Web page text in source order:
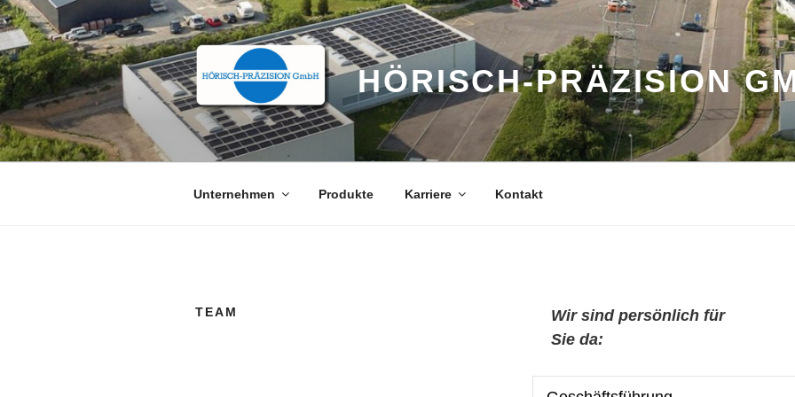
Zum
Inhalt
springen
HÖRISCH-PRÄZISION
Unternehmen Produkte Karriere Kontakt
TEAM
Wir sind persönlich für
Sie da: